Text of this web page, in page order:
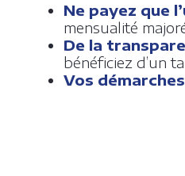
Ne payez que
mensualité
De la
bénéficiez d’un
Vos